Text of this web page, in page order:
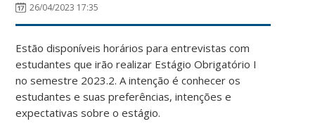
26/04/2023 17:35
Estão disponíveis horários para entrevistas com
estudantes que irão realizar Estágio Obrigatório I
no semestre 2023.2. A intenção é conhecer os
estudantes e suas preferências, intenções e
expectativas sobre o estágio.